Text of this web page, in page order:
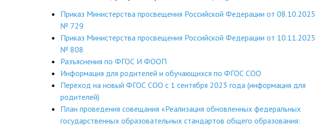
Приказ Министерства просвещения Российской Федерации от 08.10.2025
№ 729
Приказ Министерства просвещения Российской Федерации от 10.11.2025
№ 808
Разъяснения по ФГОС И ФООП
Информация для родителей и обучающихся по ФГОС СОО
Переход на новый ФГОС СОО с 1 сентября 2023 года (информация для
родителей)
План проведения совещания «Реализация обновленных федеральных
государственных образовательных стандартов общего образования: